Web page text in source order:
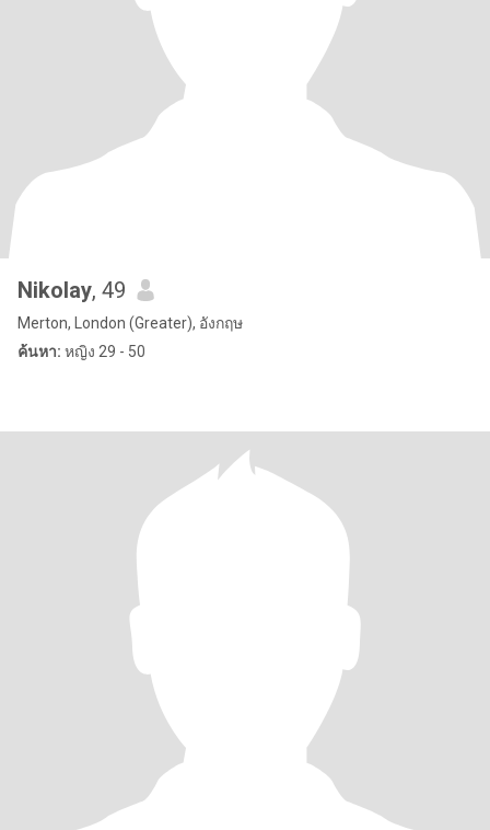
Nikolay, 49
Merton, London (Greater), อังกฤษ
ค้นหา: หญิง 29 - 50